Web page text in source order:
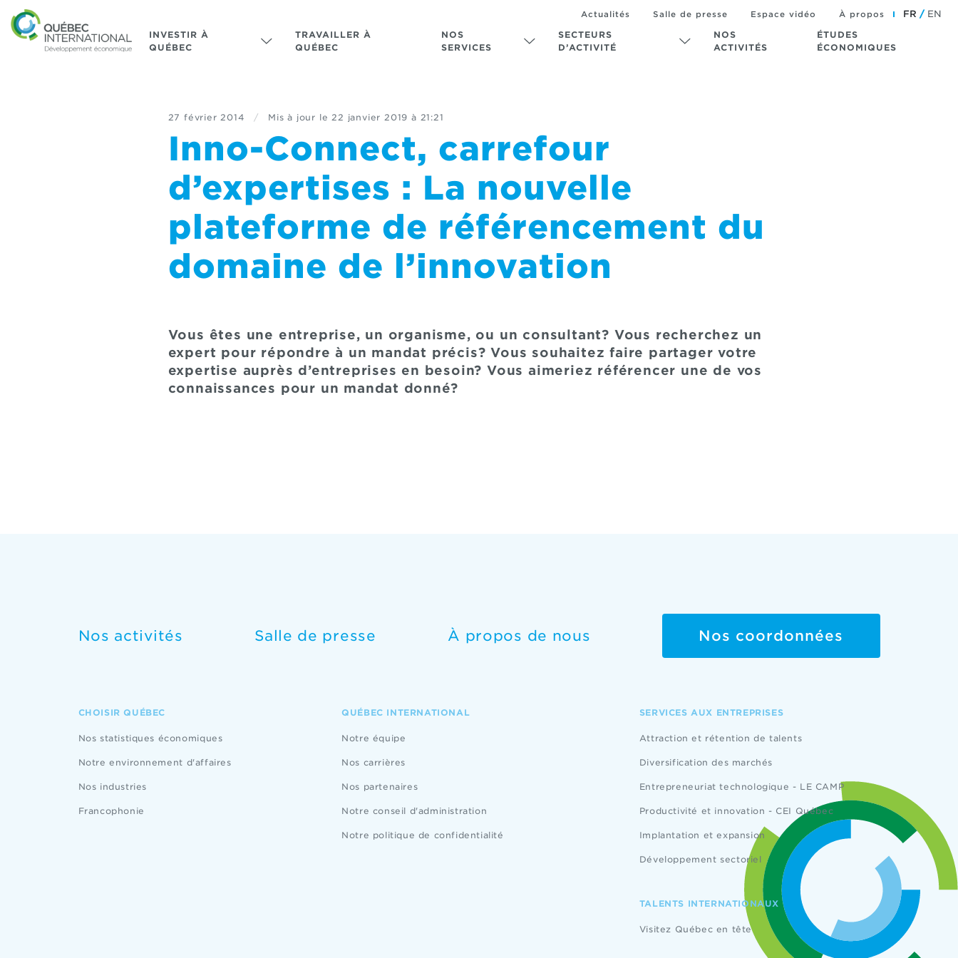
INVESTIR À
QUÉBEC
TRAVAILLER À
QUÉBEC
NOS
SERVICES
SECTEURS
D’ACTIVITÉ
NOS
ACTIVITÉS
ÉTUDES
ÉCONOMIQUES
Actualités Salle de presse Espace vidéo À propos FR EN
27 février 2014 / Mis à jour le 22 janvier 2019 à 21:21
Inno-Connect, carrefour
d’expertises : La nouvelle
plateforme de référencement du
domaine de l’innovation
Vous êtes une entreprise, un organisme, ou un consultant? Vous recherchez un
expert pour répondre à un mandat précis? Vous souhaitez faire partager votre
expertise auprès d’entreprises en besoin? Vous aimeriez référencer une de vos
connaissances pour un mandat donné?
Nos activités Salle de presse À propos de nous Nos coordonnées
CHOISIR QUÉBEC
Nos statistiques économiques
Notre environnement d'affaires
Nos industries
Francophonie
QUÉBEC INTERNATIONAL
Notre équipe
Nos carrières
Nos partenaires
Notre conseil d'administration
Notre politique de confidentialité
SERVICES AUX ENTREPRISES
Attraction et rétention de talents
Diversification des marchés
Entrepreneuriat technologique - LE CAMP
Productivité et innovation - CEI Québec
Implantation et expansion
Développement sectoriel
TALENTS INTERNATIONAUX
Visitez Québec en tête